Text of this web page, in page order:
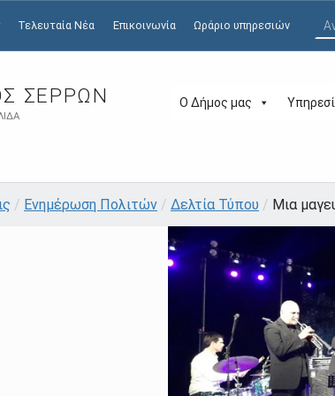
ΣΕΡΡΏΝ Ο Δήμος μας
Τελευταία Νέα Επικοινωνία Ωράριο υπηρεσιών
/ Ενημέρωση Πολιτών / Δελτία Τύπου / Μια